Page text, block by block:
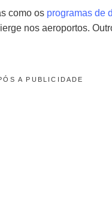
como os programas de
nos aeroportos.
A PUBLICIDADE